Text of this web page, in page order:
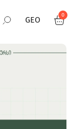
GEO
RUS
0